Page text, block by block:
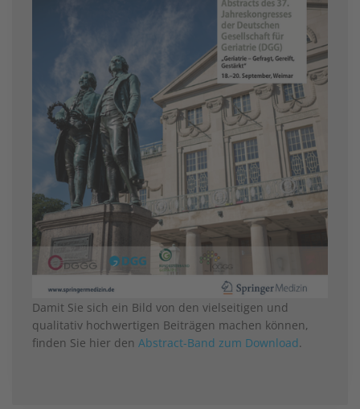
Damit Sie sich ein Bild von den vielseitigen und
qualitativ hochwertigen Beiträgen machen können,
finden Sie hier den Abstract-Band zum Download.